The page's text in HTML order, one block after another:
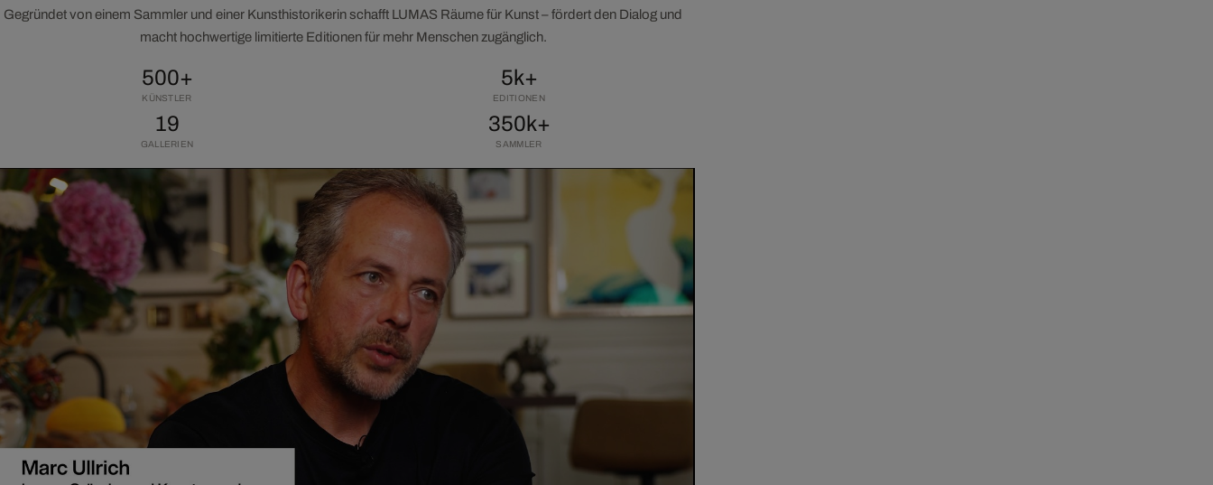
Gegründet von einem Sammler und einer Kunsthistorikerin schafft LUMAS Räume für Kunst – fördert den Dialog und
macht hochwertige limitierte Editionen für mehr Menschen zugänglich.
500+
KÜNSTLER
5k+
EDITIONEN
19
GALLERIEN
350k+
SAMMLER